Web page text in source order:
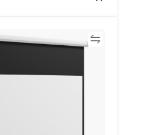
Compară